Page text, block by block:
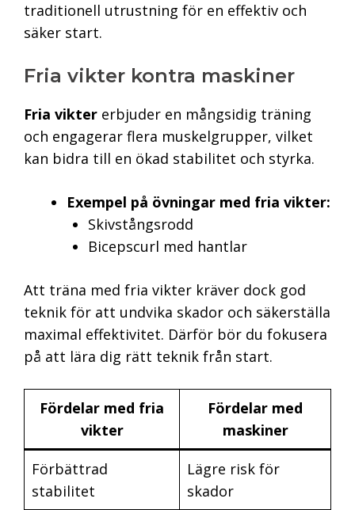
traditionell utrustning för en effektiv och
säker start.
Fria vikter kontra maskiner
Fria vikter erbjuder en mångsidig träning
och engagerar flera muskelgrupper, vilket
kan bidra till en ökad stabilitet och styrka.
Exempel på övningar med fria vikter:
Skivstångsrodd
Bicepscurl med hantlar
Att träna med fria vikter kräver dock god
teknik för att undvika skador och säkerställa
maximal effektivitet. Därför bör du fokusera
på att lära dig rätt teknik från start.
Fördelar med fria
vikter
Fördelar med
maskiner
Förbättrad
stabilitet
Lägre risk för
skador